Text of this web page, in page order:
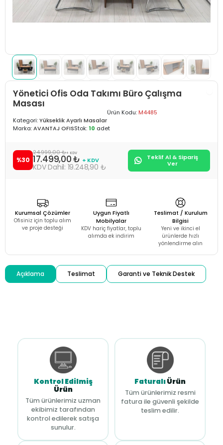
Yönetici Ofis Oda Takımı Büro Çalışma
Masası
Kategori:Yükseklik Ayarlı Masalar
Ürün Kodu: M4485
Marka:AVANTAJ OFISStok: 10 adet
%30
24.999,00 ₺+ KDV
17.499,00 ₺ + KDV
19.248,90 ₺
Teklif Al & Sipariş
Ver
Kurumsal Çözümler
Ofisiniz için toplu alım
ve proje desteği
Uygun Fiyatlı
Mobilyalar
KDV hariç fiyatlar, toplu
alımda ek indirim
Teslimat / Kurulum
Bilgisi
Yeni ve ikinci el
ürünlerde hızlı
yönlendirme alın
Açıklama Teslimat Garanti ve Teknik Destek
Kontrol Edilmiş
Ürün
Tüm ürünlerimiz uzman
ekibimiz tarafından
kontrol edilerek satışa
sunulur.
FaturalıÜrün
Tüm ürünlerimiz resmi
fatura ile güvenli şekilde
teslim edilir.